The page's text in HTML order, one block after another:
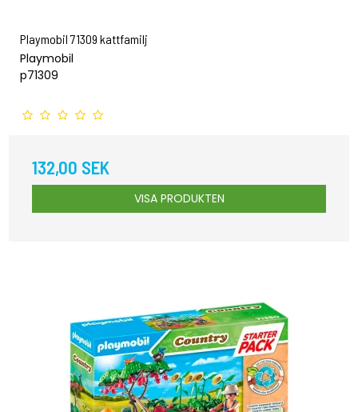
Playmobil 71309 kattfamilj
Playmobil
p71309
132,00 SEK
VISA PRODUKTEN